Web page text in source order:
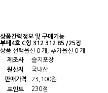
상품간략정보 및 구매기능
부페4호 C형 312 312 85 /25장
상품 선택옵션 0 개, 추가옵션 0 개
제조사
슬지포장
원산지
국내산
판매가격
23,100원
포인트
230점